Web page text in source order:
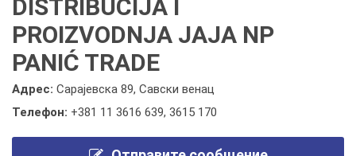
DISTRIBUCIJA I
PROIZVODNJA JAJA NP
PANIĆ TRADE
Адрес: Сарајевска 89, Савски венац
Телефон: +381 11 3616 639, 3615 170